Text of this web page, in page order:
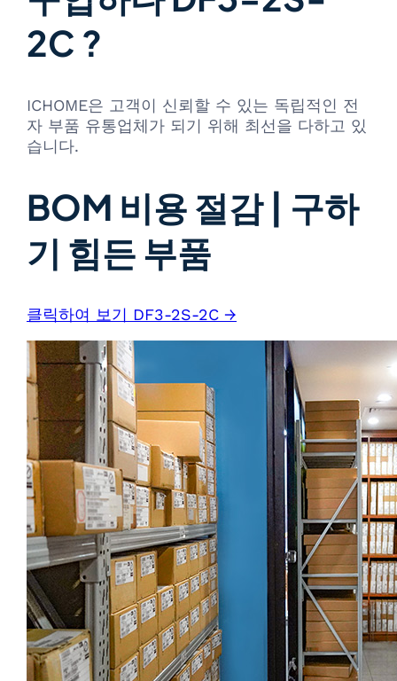
2C ?
ICHOME은 고객이 신뢰할 수 있는 독립적인 전
자 부품 유통업체가 되기 위해 최선을 다하고 있
습니다.
BOM 비용 절감 | 구하
기 힘든 부품
클릭하여 보기 DF3-2S-2C →